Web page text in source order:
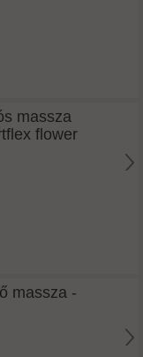
massza
flower
massza -